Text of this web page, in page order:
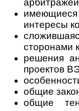
арбитражей
имеющиеся
интересы
сторонами
решения
проектов
общие
общие